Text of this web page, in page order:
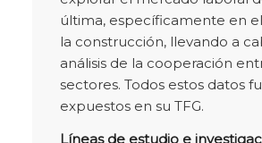
última, específicamente en
la construcción, llevando a
análisis de la cooperación
sectores. Todos estos datos
expuestos en su TFG.
Líneas de estudio e